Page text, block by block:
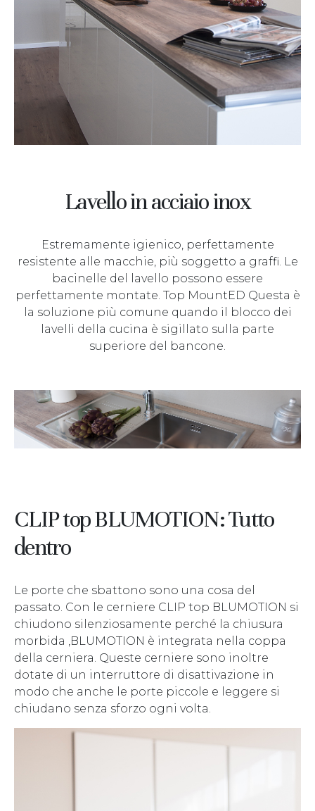
Lavello in acciaio inox
Estremamente igienico, perfettamente
resistente alle macchie, più soggetto a graffi. Le
bacinelle del lavello possono essere
perfettamente montate. Top MountED Questa è
la soluzione più comune quando il blocco dei
lavelli della cucina è sigillato sulla parte
superiore del bancone.
CLIP top BLUMOTION: Tutto
dentro
Le porte che sbattono sono una cosa del
passato. Con le cerniere CLIP top BLUMOTION si
chiudono silenziosamente perché la chiusura
morbida ,BLUMOTION è integrata nella coppa
della cerniera. Queste cerniere sono inoltre
dotate di un interruttore di disattivazione in
modo che anche le porte piccole e leggere si
chiudano senza sforzo ogni volta.